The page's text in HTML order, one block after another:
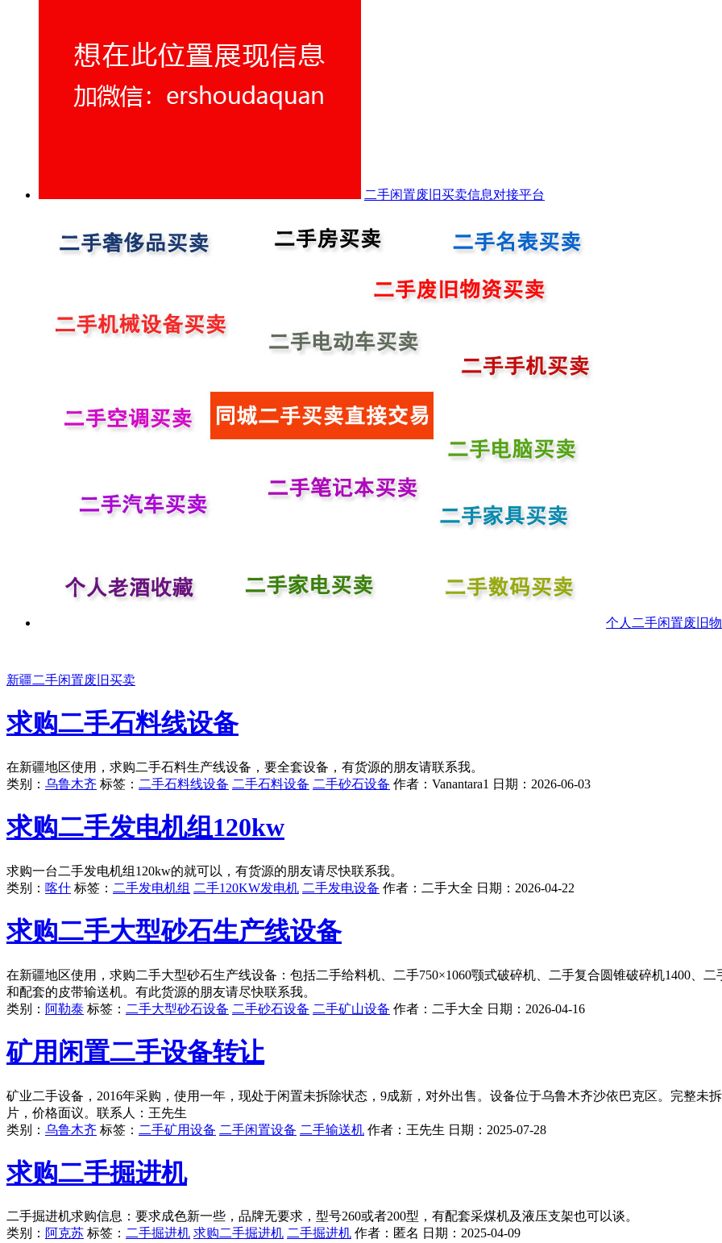
二手闲置废旧买卖信息对接平台
个人二手闲置废旧
新疆二手闲置废旧买卖
求购二手石料线设备
在新疆地区使用，求购二手石料生产线设备，要全套设备，有货源的朋友请联系我。
类别： 乌鲁木齐 标签： 二手石料线设备 二手石料设备 二手砂石设备 作者： Vanantara1 日期： 2026-06-03
求购二手发电机组120kw
求购一台二手发电机组120kw的就可以，有货源的朋友请尽快联系我。
类别： 喀什 标签： 二手发电机组 二手120KW发电机 二手发电设备 作者： 二手大全 日期： 2026-04-22
求购二手大型砂石生产线设备
在新疆地区使用，求购二手大型砂石生产线设备：包括二手给料机、二手750×1060颚式破碎机、二手复合圆锥破碎机1400、二
和配套的皮带输送机。有此货源的朋友请尽快联系我。
类别： 阿勒泰 标签： 二手大型砂石设备 二手砂石设备 二手矿山设备 作者： 二手大全 日期： 2026-04-16
矿用闲置二手设备转让
矿业二手设备，2016年采购，使用一年，现处于闲置未拆除状态，9成新，对外出售。设备位于乌鲁木齐沙依巴克区。完整未
片，价格面议。联系人：王先生
类别： 乌鲁木齐 标签： 二手矿用设备 二手闲置设备 二手输送机 作者： 王先生 日期： 2025-07-28
求购二手掘进机
二手掘进机求购信息：要求成色新一些，品牌无要求，型号260或者200型，有配套采煤机及液压支架也可以谈。
类别： 阿克苏 标签： 二手掘进机 求购二手掘进机 二手掘进机 作者： 匿名 日期： 2025-04-09